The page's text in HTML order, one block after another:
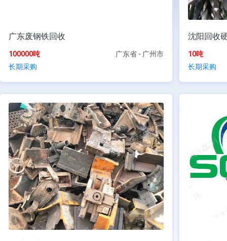
广东废钢铁回收
100000吨
广东省 - 广州市
长期采购
沈阳回收
10吨
长期采购